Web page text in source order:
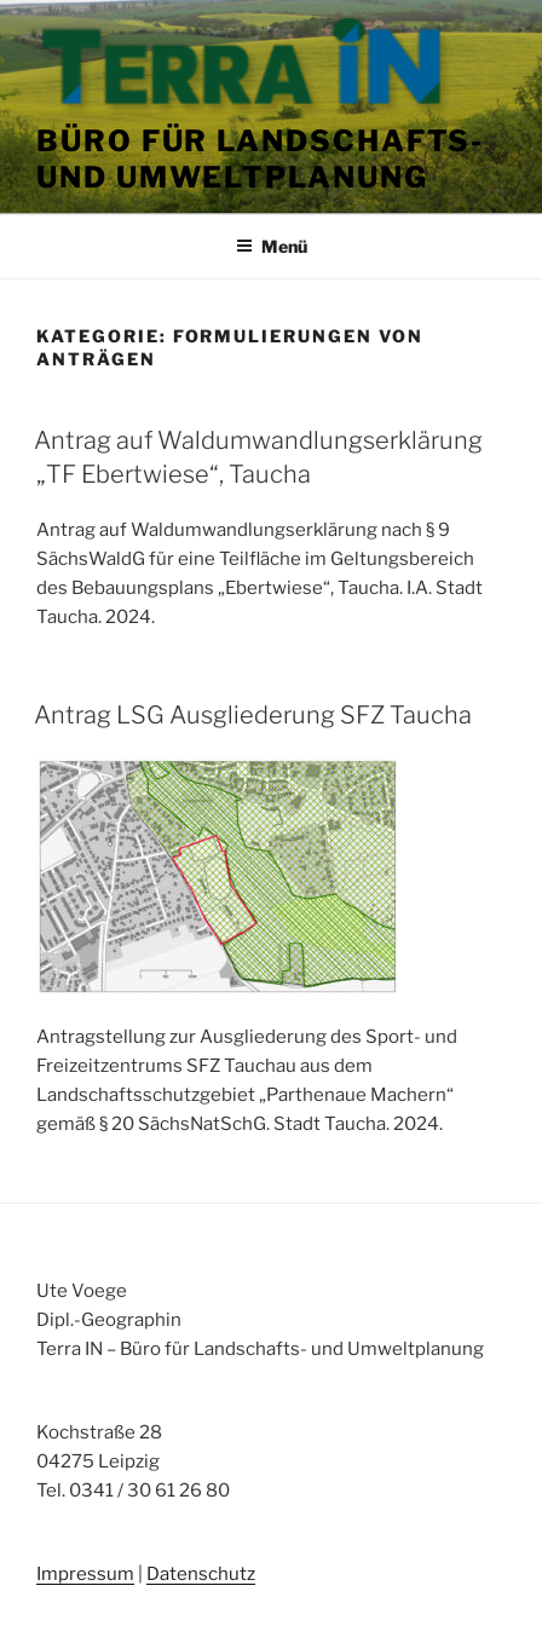
Zum
Inhalt
springen
BÜRO FÜR LANDSCHAFTS-
UND UMWELTPLANUNG
Menü
KATEGORIE: FORMULIERUNGEN VON
ANTRÄGEN
VERÖFFENTLICHT
AM
Antrag auf Waldumwandlungserklärung
„TF Ebertwiese“, Taucha
Antrag auf Waldumwandlungserklärung nach § 9
SächsWaldG für eine Teilfläche im Geltungsbereich
des Bebauungsplans „Ebertwiese“, Taucha. I.A. Stadt
Taucha. 2024.
VERÖFFENTLICHT
AM
Antrag LSG Ausgliederung SFZ Taucha
Antragstellung zur Ausgliederung des Sport- und
Freizeitzentrums SFZ Tauchau aus dem
Landschaftsschutzgebiet „Parthenaue Machern“
gemäß § 20 SächsNatSchG. Stadt Taucha. 2024.
Ute Voege
Dipl.-Geographin
Terra IN – Büro für Landschafts- und Umweltplanung
Kochstraße 28
04275 Leipzig
Tel. 0341 / 30 61 26 80
Impressum Datenschutz